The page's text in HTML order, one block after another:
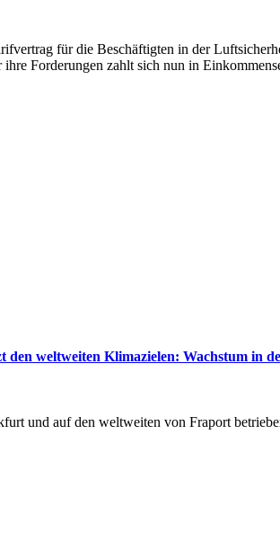
für die Beschäftigten in der
Forderungen zahlt sich nun in
weltweiten Klimazielen: Wachstum in
und auf den weltweiten von Fraport